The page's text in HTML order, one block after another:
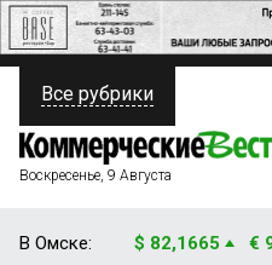
ПОЛИТИКА
ФИНАНСЫ
Все рубрики
Воскресенье, 9 Августа
В Омске: $ 82,1665 €